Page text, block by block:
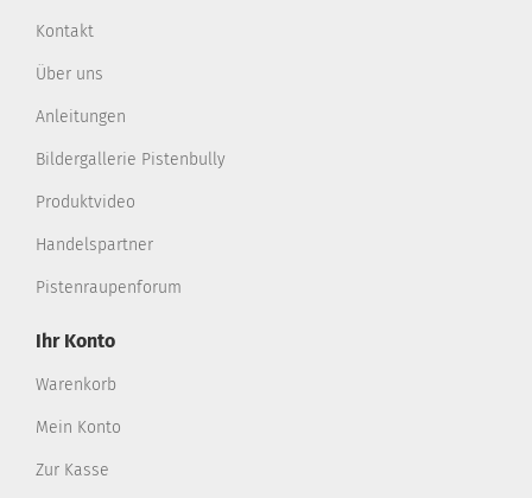
Kontakt
Über uns
Anleitungen
Bildergallerie Pistenbully
Produktvideo
Handelspartner
Pistenraupenforum
Ihr Konto
Warenkorb
Mein Konto
Zur Kasse